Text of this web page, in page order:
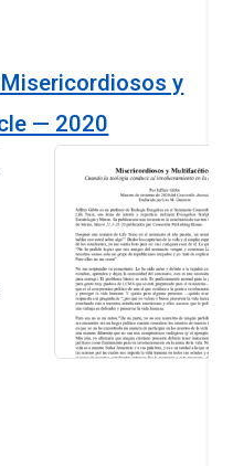
y
— 2020